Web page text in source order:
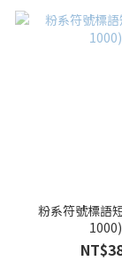
粉系符號標語
1000)